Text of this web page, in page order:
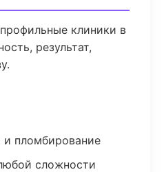
клиники в
результат,
и пломбирование
сложности